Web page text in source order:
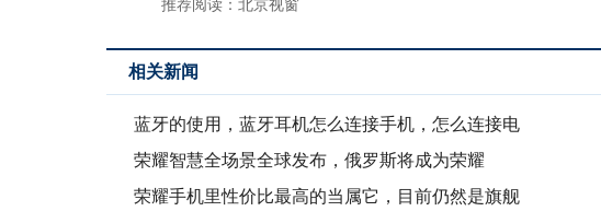
推荐阅读： 北京视窗
相关新闻
蓝牙的使用，蓝牙耳机怎么连接手机，怎么连接电
脑
荣耀智慧全场景全球发布，俄罗斯将成为荣耀
V30Pro
荣耀手机里性价比最高的当属它，目前仍然是旗舰